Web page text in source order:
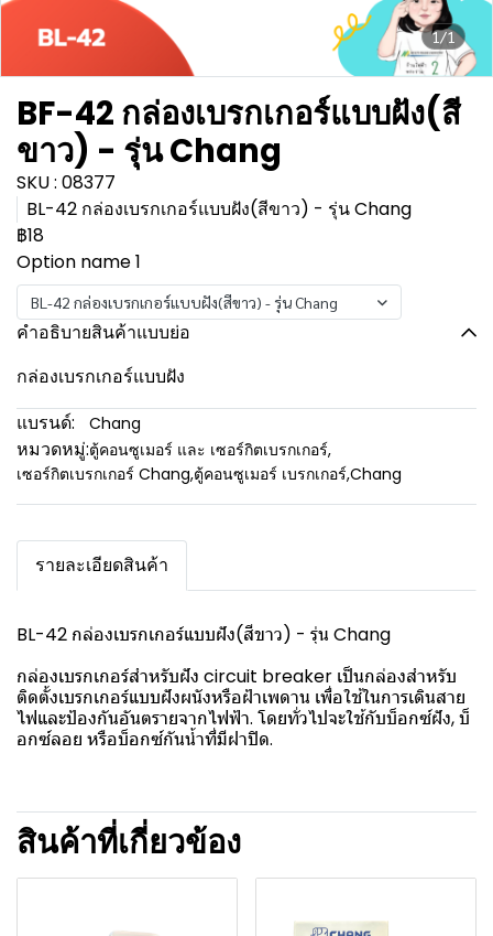
1/1
BF-42 กล่องเบรกเกอร์แบบฝัง(สี
ขาว) - รุ่น Chang
SKU : 08377
BL-42 กล่องเบรกเกอร์แบบฝัง(สีขาว) - รุ่น Chang
฿18
Option name 1
BL-42 กล่องเบรกเกอร์แบบฝัง(สีขาว) - รุ่น Chang
คำอธิบายสินค้าแบบย่อ
กล่องเบรกเกอร์แบบฝัง
แบรนด์:
Chang
หมวดหมู่:ตู้คอนซูเมอร์ และ เซอร์กิตเบรกเกอร์,
เซอร์กิตเบรกเกอร์ Chang,ตู้คอนซูเมอร์ เบรกเกอร์,Chang
รายละเอียดสินค้า
BL-42 กล่องเบรกเกอร์แบบฝัง(สีขาว) - รุ่น Chang
กล่องเบรกเกอร์สำหรับฝัง circuit breaker เป็นกล่องสำหรับ
ติดตั้งเบรกเกอร์แบบฝังผนังหรือฝ้าเพดาน เพื่อใช้ในการเดินสาย
ไฟและป้องกันอันตรายจากไฟฟ้า. โดยทั่วไปจะใช้กับบ็อกซ์ฝัง, บ็
อกซ์ลอย หรือบ็อกซ์กันน้ำที่มีฝาปิด.
สินค้าที่เกี่ยวข้อง